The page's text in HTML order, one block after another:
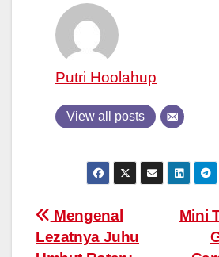
Putri Hoolahup
View all posts
Post
Mini
Mengenal
Lezatnya Juhu